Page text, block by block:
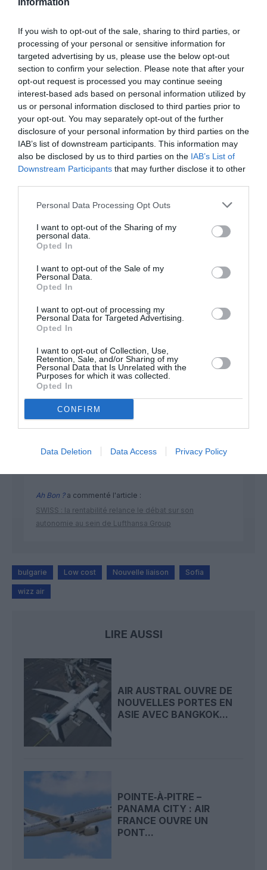
Information
If you wish to opt-out of the sale, sharing to third parties, or
processing of your personal or sensitive information for
targeted advertising by us, please use the below opt-out
section to confirm your selection. Please note that after your
opt-out request is processed you may continue seeing
interest-based ads based on personal information utilized by
us or personal information disclosed to third parties prior to
your opt-out. You may separately opt-out of the further
disclosure of your personal information by third parties on the
IAB’s list of downstream participants. This information may
also be disclosed by us to third parties on the IAB’s List of
Downstream Participants that may further disclose it to other
Personal Data Processing Opt Outs
I want to opt-out of the Sharing of my
personal data.
Opted In
I want to opt-out of the Sale of my
Personal Data.
Opted In
I want to opt-out of processing my
Personal Data for Targeted Advertising.
Opted In
I want to opt-out of Collection, Use,
Retention, Sale, and/or Sharing of my
Personal Data that Is Unrelated with the
Purposes for which it was collected.
Opted In
CONFIRM
Data Deletion Data Access Privacy Policy
FacebookTwitter PinterestLinkedInEmail Print
Aucun commentaire !
LAISSER UN COMMENTAIRE
FAIRE UN DON
Appel aux lecteurs !
DERNIERS COMMENTAIRES
Bruxelles
Ah Bon ?a commenté l'article :
SWISS : la rentabilité relance le débat sur son
autonomie au sein de Lufthansa Group
bulgarie Low cost Nouvelle liaison Sofia
wizz air
LIRE AUSSI
AIR AUSTRAL OUVRE DE
NOUVELLES PORTES EN
ASIE AVEC BANGKOK...
POINTE‑À‑PITRE –
PANAMA CITY : AIR
FRANCE OUVRE UN
PONT...